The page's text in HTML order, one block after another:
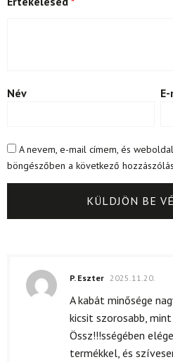
Név
A nevem, e-mail címem, és
böngészőben a következő
P. Eszter 2025.11.20.
A kabát minősége
kicsit szorosabb,
Össz!!!sségében
termékkel, és